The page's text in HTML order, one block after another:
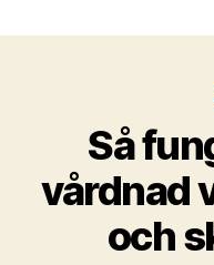
Så
vårdnad
och